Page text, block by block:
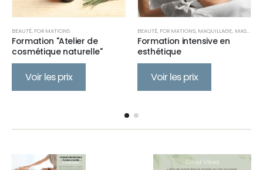
,PÉDICURE,PRODUITS,SPA PÉDICURE
BEAUTÉ, FORMATIONS
Formation "Atelier de
cosmétique naturelle"
Voir les prix
BEAUTÉ, FORMATIONS, MAQUILLAGE, MASSAGE
Formation intensive en
esthétique
Voir les prix